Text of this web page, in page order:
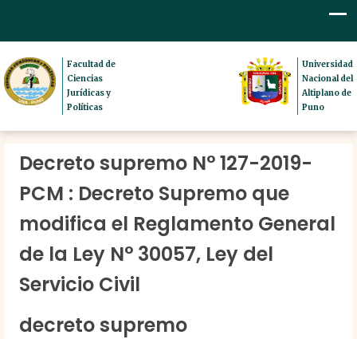
Facultad de
Ciencias
Jurídicas y
Políticas
Universidad
Nacional del
Altiplano de
Puno
Decreto supremo N° 127-2019-
PCM : Decreto Supremo que
modifica el Reglamento General
de la Ley N° 30057, Ley del
Servicio Civil
decreto supremo